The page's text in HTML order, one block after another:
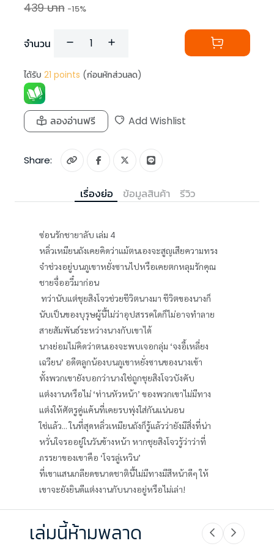
439บาท -15%
จำนวน
ได้รับ 21 points (ก่อนหักส่วนลด)
ลองอ่านฟรี Add Wishlist
Share:
เรื่องย่อ ข้อมูลสินค้า รีวิว
ซ่อนรักชายาลับ เล่ม 4
หลิ่วเหมียนถังเคยคิดว่าแม้ตนเองจะสูญเสียความทรง
จำช่วงอยู่บนภูเขาหยั่งซานไปหรือเคยตกหลุมรักคุณ
ชายจื่ออวี๋มาก่อน
ทว่านับแต่ชุยสิงโจวช่วยชีวิตนางมา ชีวิตของนางก็
นับเป็นของบุรุษผู้นี้ไม่ว่าอุปสรรคใดก็ไม่อาจทำลาย
สายสัมพันธ์ระหว่างนางกับเขาได้
นางย่อมไม่คิดว่าตนเองจะพบเจอกลุ่ม ‘จงอี้เหลี่ยง
เฉวียน’ อดีตลูกน้องบนภูเขาหยั่งซานของนางเข้า
ทั้งพวกเขายังบอกว่านางใช่ถูกชุยสิงโจวบังคับ
แต่งงานหรือไม่ ‘ท่านหัวหน้า’ ของพวกเขาไม่มีทาง
แต่งให้ศัตรูคู่แค้นที่เคยรบพุ่งใส่กันแน่นอน
ใช่แล้ว... ในที่สุดหลิ่วเหมียนถังก็รู้แล้วว่ายังมีสิ่งที่น่า
หวั่นใจรออยู่ในวันข้างหน้า หากชุยสิงโจวรู้ว่าว่าที่
ภรรยาของเขาคือ ‘โจรลู่เหวิน’
ที่เขาแสนเกลียดขนาดชาตินี้ไม่มีทางมีสีหน้าดีๆ ให้
เขาจะยังยินดีแต่งงานกับนางอยู่หรือไม่เล่า!
เล่มนี้ห้ามพลาด